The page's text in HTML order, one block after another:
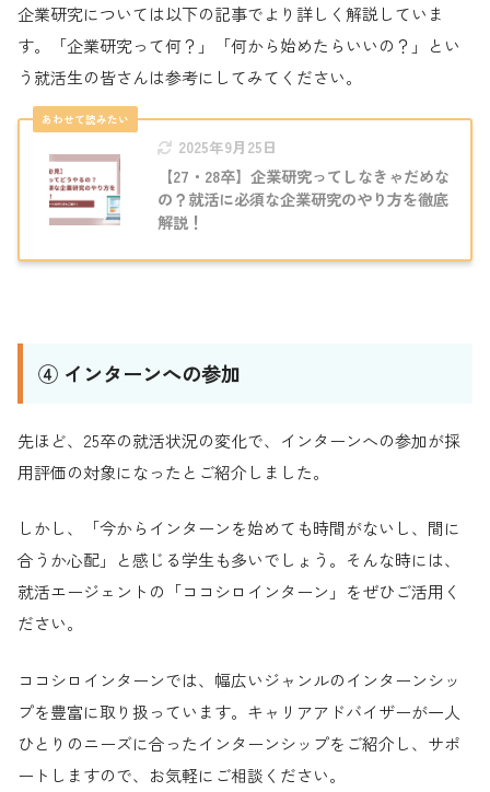
企業研究については以下の記事でより詳しく解説していま
す。「企業研究って何？」「何から始めたらいいの？」とい
う就活生の皆さんは参考にしてみてください。
2025年9月25日
【27・28卒】企業研究ってしなきゃだめな
の？就活に必須な企業研究のやり方を徹底
解説！
④ インターンへの参加
先ほど、25卒の就活状況の変化で、インターンへの参加が採
用評価の対象になったとご紹介しました。
しかし、「今からインターンを始めても時間がないし、間に
合うか心配」と感じる学生も多いでしょう。そんな時には、
就活エージェントの「ココシロインターン」をぜひご活用く
ださい。
ココシロインターンでは、幅広いジャンルのインターンシッ
プを豊富に取り扱っています。キャリアアドバイザーが一人
ひとりのニーズに合ったインターンシップをご紹介し、サポ
ートしますので、お気軽にご相談ください。